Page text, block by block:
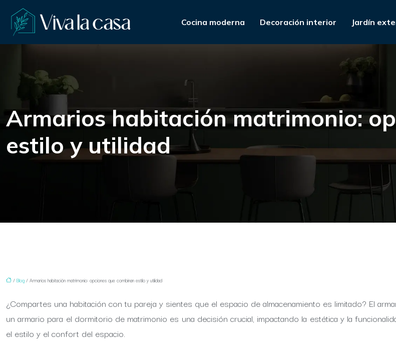
Cocina moderna Decoración interior Jardín
Armarios habitación matrimonio:
estilo y utilidad
/ Blog / Armarios habitación matrimonio: opciones que combinan estilo y utilidad
¿Compartes una habitación con tu pareja y sientes que el espacio de almacenamiento es limitado? El
un armario para el dormitorio de matrimonio es una decisión crucial, impactando la estética y la
el estilo y el confort del espacio.